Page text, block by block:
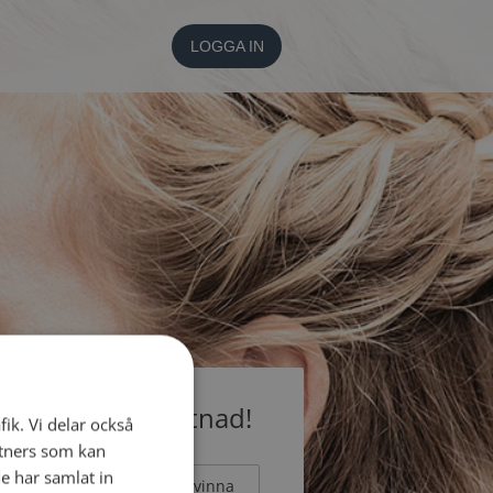
LOGGA IN
utan kostnad!
Man Kvinna
Vi delar också
som kan
har samlat in